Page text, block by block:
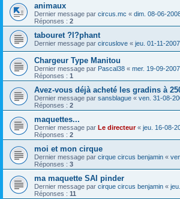
animaux
Dernier message par circus.mc « dim. 08-06-
Réponses : 2
tabouret ?l?phant
Dernier message par circuslove « jeu. 01-11-
Chargeur Type Manitou
Dernier message par Pascal38 « mer. 19-09-
Réponses : 1
Avez-vous déjà acheté les gradins à
Dernier message par sansblague « ven. 31-08-
Réponses : 2
maquettes...
Dernier message par Le directeur« jeu. 16-08-
Réponses : 2
moi et mon cirque
Dernier message par cirque circus benjamin «
Réponses : 3
ma maquette SAI pinder
Dernier message par cirque circus benjamin «
Réponses : 11